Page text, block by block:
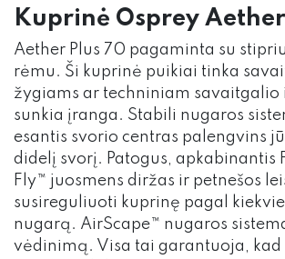
Kuprinė Osprey
Aether Plus 70 pagaminta su
rėmu. Ši kuprinė puikiai tinka
žygiams ar techniniam savaitgalio
sunkia įranga. Stabili nugaros
esantis svorio centras palengvins
didelį svorį. Patogus, apkabinantis
Fly™ juosmens diržas ir petnešos
susireguliuoti kuprinę pagal
nugarą. AirScape™ nugaros
vėdinimą. Visa tai garantuoja, kad